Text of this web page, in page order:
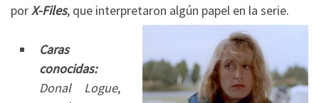
porX-Files, que interpretaron algún papel en la serie.
Caras
conocidas:
Donal Logue,